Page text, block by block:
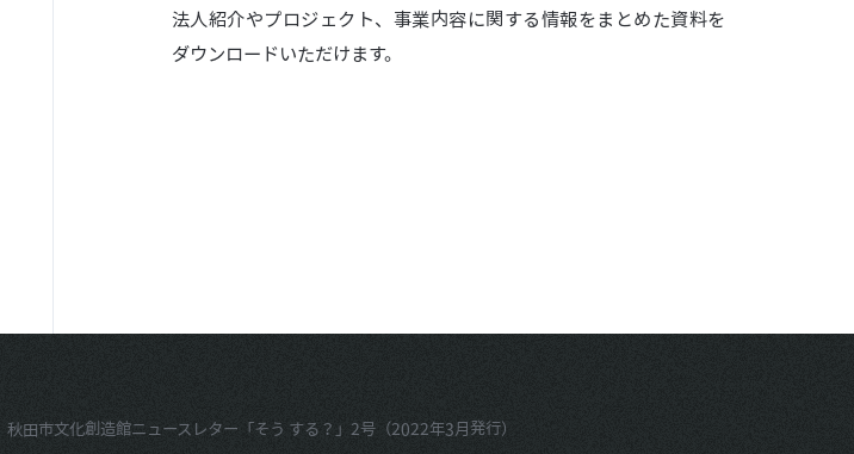
法人紹介やプロジェクト、事業内容に関する情報をまとめた資料を
ダウンロードいただけます。
秋田市文化創造館ニュースレター「そう する？」2号（2022年3月発行）